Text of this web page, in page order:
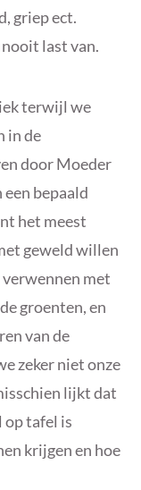
griep ect.
last van.
terwijl we
in de
door Moeder
bepaald
het meest
geweld willen
met
groenten, en
van de
zeker niet onze
lijkt dat
op tafel is
krijgen en hoe